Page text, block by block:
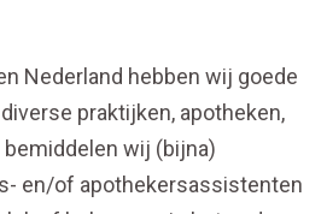
Nederland hebben wij goede
praktijken, apotheken,
wij (bijna)
en/of apothekersassistenten